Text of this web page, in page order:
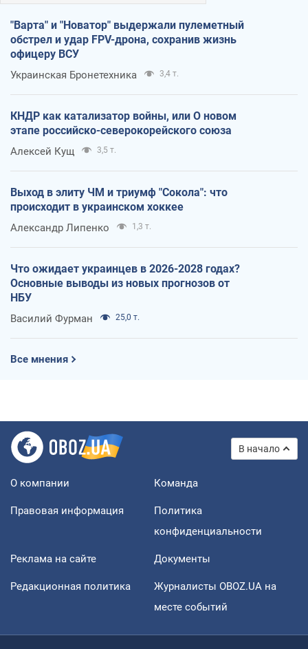
"Варта" и "Новатор" выдержали пулеметный
обстрел и удар FPV-дрона, сохранив жизнь
офицеру ВСУ
Украинская Бронетехника 3,4 т.
КНДР как катализатор войны, или О новом
этапе российско-северокорейского союза
Алексей Кущ 3,5 т.
Выход в элиту ЧМ и триумф "Сокола": что
происходит в украинском хоккее
Александр Липенко 1,3 т.
Что ожидает украинцев в 2026-2028 годах?
Основные выводы из новых прогнозов от
НБУ
Василий Фурман 25,0 т.
Все мнения
В начало
О компании Команда
Правовая информация
Политика
конфиденциальности
Реклама на сайте Документы
Редакционная политика
Журналисты OBOZ.UA на
месте событий